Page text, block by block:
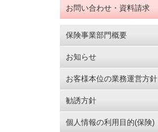
お問い合わせ・資料請求
保険事業部門概要
お知らせ
お客様本位の業務運営方針
勧誘方針
個人情報の利用目的(保険)